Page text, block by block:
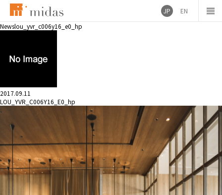
JP
EN
Newslou_yvr_c006y16_e0_hp
2017.09.11
LOU_YVR_C006Y16_E0_hp